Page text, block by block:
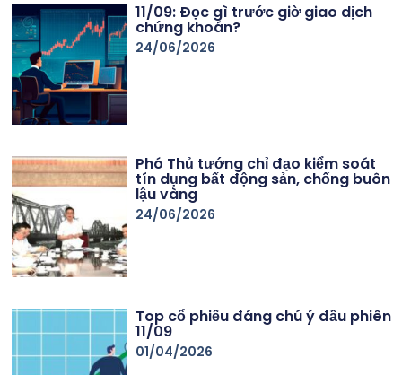
11/09: Đọc gì trước giờ giao dịch
chứng khoán?
24/06/2026
Phó Thủ tướng chỉ đạo kiểm soát
tín dụng bất động sản, chống buôn
lậu vàng
24/06/2026
Top cổ phiếu đáng chú ý đầu phiên
11/09
01/04/2026